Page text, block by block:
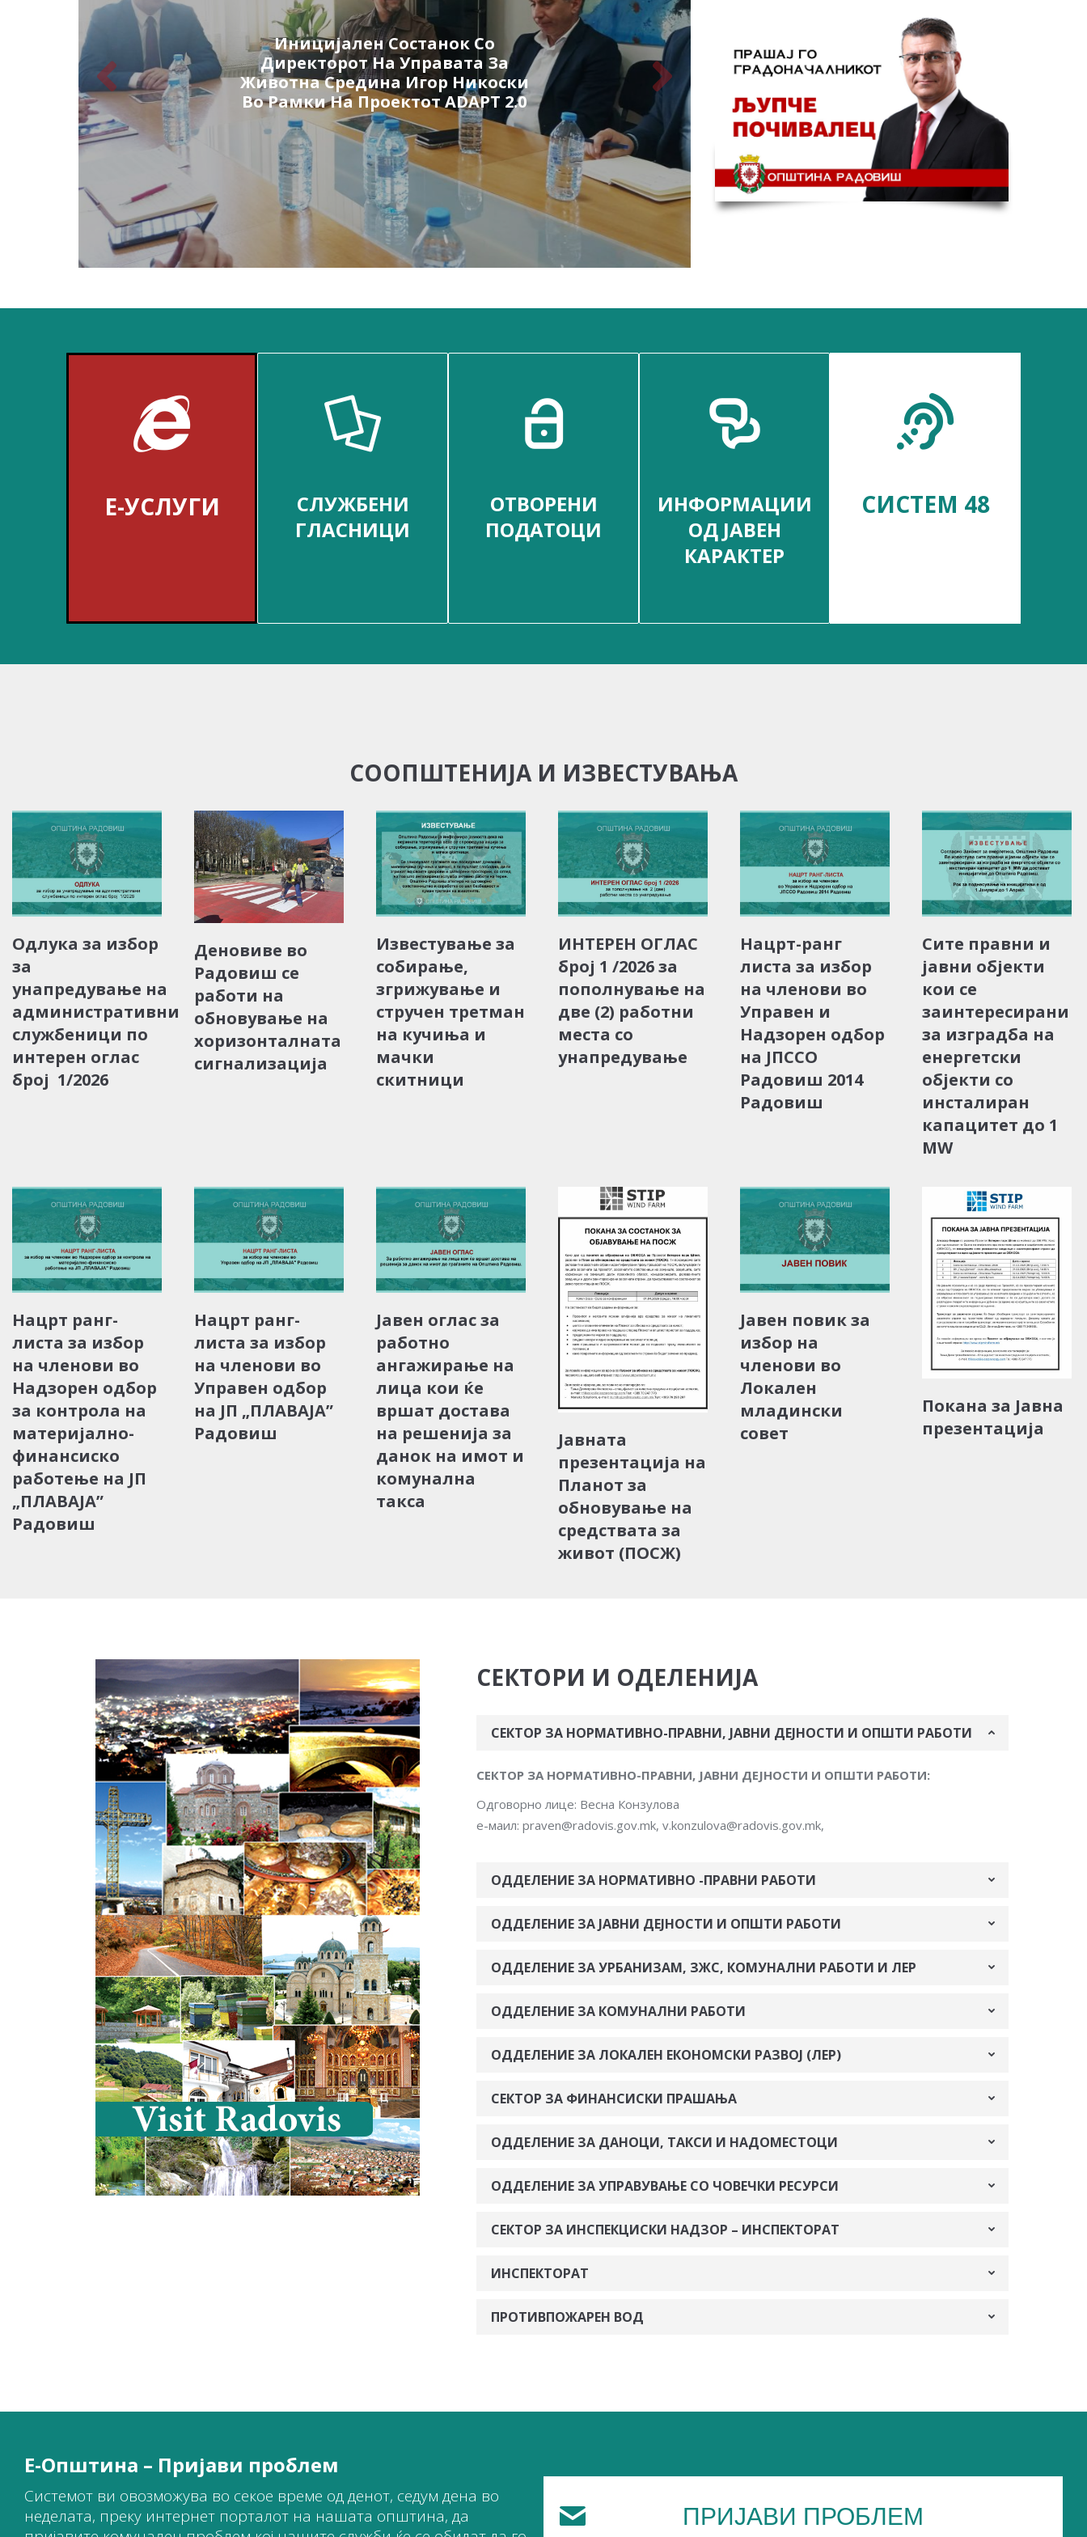
Иницијален Состанок Со
Директорот На Управата За
Животна Средина Игор Никоски
Во Рамки На Проектот ADAPT 2.0
Библиотеката Во
Донација На Книги
Е-УСЛУГИ
СЛУЖБЕНИ
ГЛАСНИЦИ
ОТВОРЕНИ
ПОДАТОЦИ
ИНФОРМАЦИИ
ОД ЈАВЕН
КАРАКТЕР
СИСТЕМ 48
СООПШТЕНИЈА И ИЗВЕСТУВАЊА
Одлука за избор
за
унапредување на
административни
службеници по
интерен оглас
број 1/2026
Деновиве во
Радовиш се
работи на
обновување на
хоризонталната
сигнализација
Известување за
собирање,
згрижување и
стручен третман
на кучиња и
мачки
скитници
ИНТЕРЕН ОГЛАС
број 1 /2026 за
пополнување на
две (2) работни
места со
унапредување
Нацрт-ранг
листа за избор
на членови во
Управен и
Надзорен одбор
на ЈПССО
Радовиш 2014
Радовиш
Сите правни и
јавни објекти
кои се
заинтересирани
за изградба на
енергетски
објекти со
инсталиран
капацитет до 1
MW
Нацрт ранг-
листа за избор
на членови во
Надзорен одбор
за контрола на
материјално-
финансиско
работење на ЈП
„ПЛАВАЈА”
Радовиш
Нацрт ранг-
листа за избор
на членови во
Управен одбор
на ЈП „ПЛАВАЈА”
Радовиш
Јавен оглас за
работно
ангажирање на
лица кои ќе
вршат достава
на решенија за
данок на имот и
комунална
такса
Јавната
презентација на
Планот за
обновување на
средствата за
живот (ПОСЖ)
Јавен повик за
избор на
членови во
Локален
младински
совет
Покана за Јавна
презентација
СЕКТОРИ И ОДЕЛЕНИЈА
СЕКТОР ЗА НОРМАТИВНО-ПРАВНИ, ЈАВНИ ДЕЈНОСТИ И ОПШТИ РАБОТИ
СЕКТОР ЗА НОРМАТИВНО-ПРАВНИ, ЈАВНИ ДЕЈНОСТИ И ОПШТИ РАБОТИ:
Одговорно лице: Весна Конзулова
е-маил: praven@radovis.gov.mk, v.konzulova@radovis.gov.mk,
ОДДЕЛЕНИЕ ЗА НОРМАТИВНО -ПРАВНИ РАБОТИ
ОДДЕЛЕНИЕ ЗА ЈАВНИ ДЕЈНОСТИ И ОПШТИ РАБОТИ
ОДДЕЛЕНИЕ ЗА УРБАНИЗАМ, ЗЖС, КОМУНАЛНИ РАБОТИ И ЛЕР
ОДДЕЛЕНИЕ ЗА КОМУНАЛНИ РАБОТИ
ОДДЕЛЕНИЕ ЗА ЛОКАЛЕН ЕКОНОМСКИ РАЗВОЈ (ЛЕР)
СЕКТОР ЗА ФИНАНСИСКИ ПРАШАЊА
ОДДЕЛЕНИЕ ЗА ДАНОЦИ, ТАКСИ И НАДОМЕСТОЦИ
ОДДЕЛЕНИЕ ЗА УПРАВУВАЊЕ СО ЧОВЕЧКИ РЕСУРСИ
СЕКТОР ЗА ИНСПЕКЦИСКИ НАДЗОР – ИНСПЕКТОРАТ
ИНСПЕКТОРАТ
ПРОТИВПОЖАРЕН ВОД
Е-Општина – Пријави проблем
Системот ви овозможува во секое време од денот, седум дена во
неделата, преку интернет порталот на нашата општина, да
ПРИЈАВИ ПРОБЛЕМ